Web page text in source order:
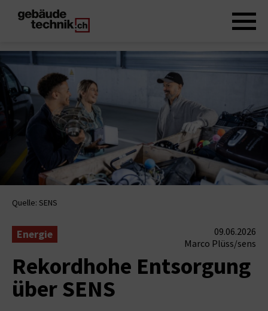
Quelle: SENS
Energie
09.06.2026
Marco Plüss/sens
Rekordhohe Entsorgung
über SENS